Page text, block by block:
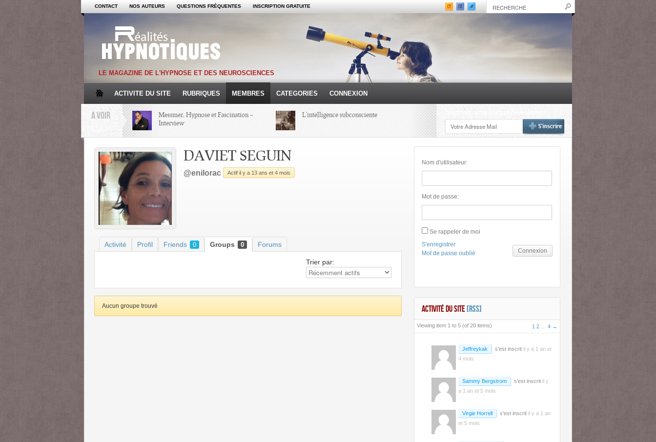
CONTACT NOS AUTEURS QUESTIONS FRÉQUENTES INSCRIPTION GRATUITE
LE MAGAZINE DE L'HYPNOSE ET DES NEUROSCIENCES
ACTIVITE DU SITE RUBRIQUES MEMBRES CATEGORIES CONNEXION
A VOIR
Messmer, Hypnose et Fascination –
Interview
L’intelligence subconsciente
Mémoire et Hypnose
Rendu d’une Journée
Regards croisés avec Michel Onfray
Inscrivez-vous à notre Newsletter
DAVIET SEGUIN
@enilorac Actif il y a 13 ans et 4 mois
Activité Profil Friends 0 Groups 0 Forums
Trier par:
Aucun groupe trouvé
Nom d'utilisateur:
Mot de passe:
Se rappeler de moi
Connexion
S'enregistrer
Mot de passe oublié
ACTIVITÉ DU SITE [RSS]
Viewing item 1 to 5 (of 20 items) 1 2 4 →
Jeffreykak s'est inscrit il y a 1 an et
4 mois
Sammy Bergstrom s'est inscrit il y
a 1 an et 5 mois
Virgie Horrell s'est inscrit il y a 1 an
et 5 mois